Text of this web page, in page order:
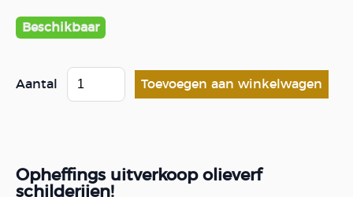
Beschikbaar
Aantal
Opheffings uitverkoop olieverf
schilderijen!